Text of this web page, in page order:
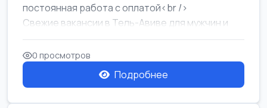
постоянная работа с оплатой<br />
Свежие вакансии в Тель-Авиве для мужчин и
женщин от хозя...
0 просмотров
Подробнее